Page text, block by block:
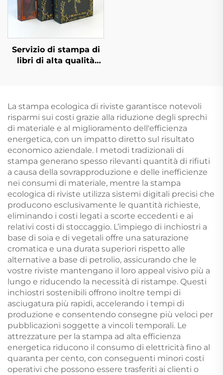
Servizio di stampa di
libri di alta qualità
quantità con stampa
ai bordi spruzzati
La stampa ecologica di riviste garantisce notevoli
risparmi sui costi grazie alla riduzione degli sprechi
di materiale e al miglioramento dell'efficienza
energetica, con un impatto diretto sul risultato
economico aziendale. I metodi tradizionali di
stampa generano spesso rilevanti quantità di rifiuti
a causa della sovrapproduzione e delle inefficienze
nei consumi di materiale, mentre la stampa
ecologica di riviste utilizza sistemi digitali precisi che
producono esclusivamente le quantità richieste,
eliminando i costi legati a scorte eccedenti e ai
relativi costi di stoccaggio. L’impiego di inchiostri a
base di soia e di vegetali offre una saturazione
cromatica e una durata superiori rispetto alle
alternative a base di petrolio, assicurando che le
vostre riviste mantengano il loro appeal visivo più a
lungo e riducendo la necessità di ristampe. Questi
inchiostri sostenibili offrono inoltre tempi di
asciugatura più rapidi, accelerando i tempi di
produzione e consentendo consegne più veloci per
pubblicazioni soggette a vincoli temporali. Le
attrezzature per la stampa ad alta efficienza
energetica riducono il consumo di elettricità fino al
quaranta per cento, con conseguenti minori costi
operativi che possono essere trasferiti ai clienti o